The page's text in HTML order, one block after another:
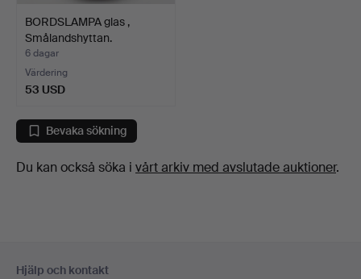
BORDSLAMPA glas ,
Smålandshyttan.
6 dagar
Värdering
53 USD
Bevaka sökning
Du kan också söka i vårt arkiv med avslutade auktioner.
Hjälp och kontakt